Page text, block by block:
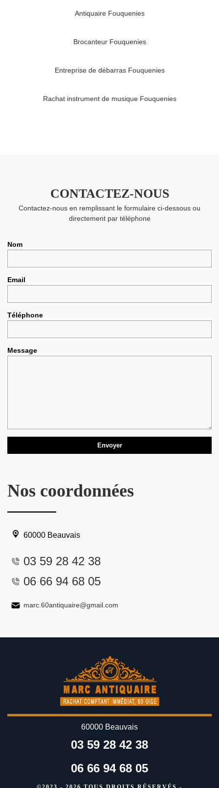
Antiquaire Fouquenies
Brocanteur Fouquenies
Entreprise de débarras Fouquenies
Rachat instrument de musique Fouquenies
CONTACTEZ-NOUS
Contactez-nous en remplissant le formulaire ci-dessous ou
directement par téléphone
Nom
Email
Téléphone
Message
Nos coordonnées
60000 Beauvais
03 59 28 42 38
06 66 94 68 05
marc.60antiquaire@gmail.com
60000 Beauvais
03 59 28 42 38
06 66 94 68 05